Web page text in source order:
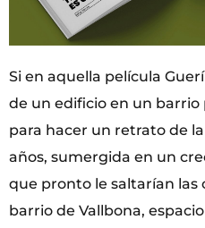
Si en aquella película
de un edificio en un
para hacer un retrato de
años, sumergida en un
que pronto le saltarían las
barrio de Vallbona,